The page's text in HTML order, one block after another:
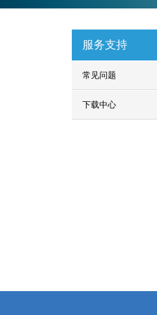
服务支持
常见问题
下载中心